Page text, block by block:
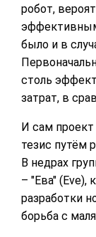
робот,
было и в
столь
затрат, в
И сам проект
тезис путём
В недрах
– "Ева" (Eve),
разработки
борьба с